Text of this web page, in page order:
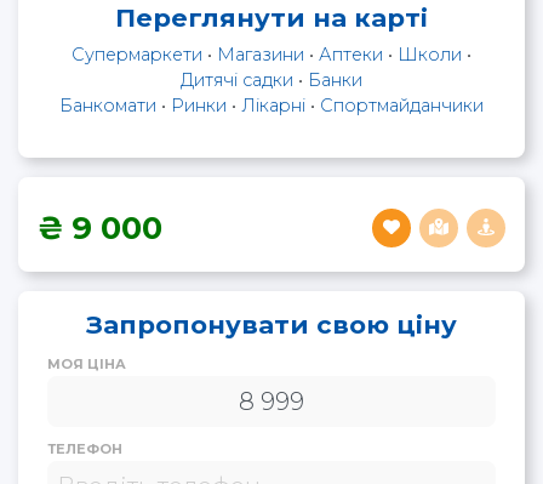
Переглянути на карті
Супермаркети • Магазини • Аптеки • Школи •
Дитячі садки • Банки
Банкомати • Ринки • Лікарні • Спортмайданчики
9 000
Запропонувати свою ціну
МОЯ ЦІНА
ТЕЛЕФОН